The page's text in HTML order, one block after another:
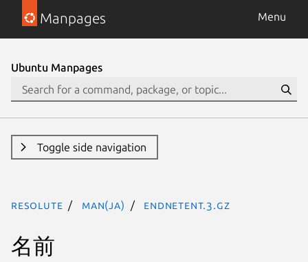
Manpages Menu
Ubuntu Manpages
Toggle side navigation
resolute man(ja) endnetent.3.gz
名前